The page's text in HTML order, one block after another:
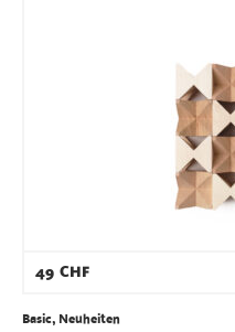
49 CHF
Basic, Neuheiten